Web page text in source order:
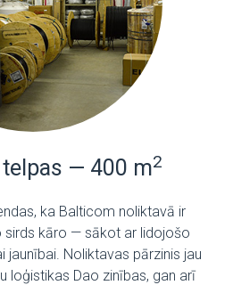
— 400 m2
ka Balticom noliktavā ir
sirds kāro — sākot ar lidojošo
jaunībai. Noliktavas pārzinis jau
loģistikas Dao zinības, gan arī